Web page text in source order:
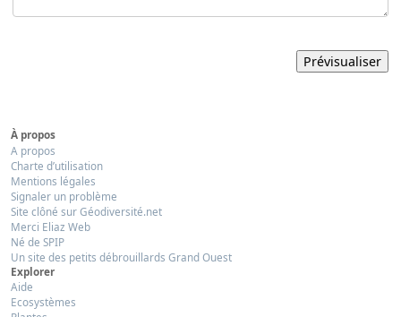
À propos
A propos
Charte d’utilisation
Mentions légales
Signaler un problème
Site clôné sur Géodiversité.net
Merci Eliaz Web
Né de SPIP
Un site des petits débrouillards Grand Ouest
Explorer
Aide
Ecosystèmes